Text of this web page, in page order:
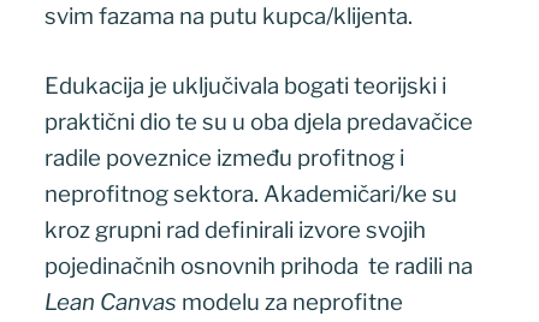
svim fazama na putu kupca/klijenta.
Edukacija je uključivala bogati teorijski i
praktični dio te su u oba djela predavačice
radile poveznice između profitnog i
neprofitnog sektora. Akademičari/ke su
kroz grupni rad definirali izvore svojih
pojedinačnih osnovnih prihoda te radili na
Lean Canvas modelu za neprofitne